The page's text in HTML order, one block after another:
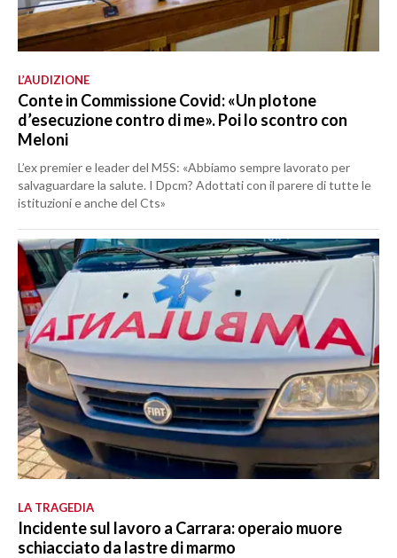
L’AUDIZIONE
Conte in Commissione Covid: «Un plotone
d’esecuzione contro di me». Poi lo scontro con
Meloni
L’ex premier e leader del M5S: «Abbiamo sempre lavorato per
salvaguardare la salute. I Dpcm? Adottati con il parere di tutte le
istituzioni e anche del Cts»
LA TRAGEDIA
Incidente sul lavoro a Carrara: operaio muore
schiacciato da lastre di marmo